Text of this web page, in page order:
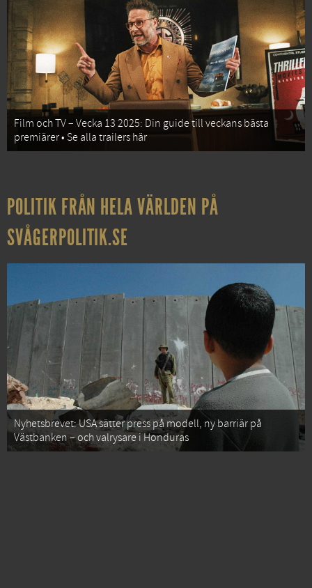
Film och TV – Vecka 13 2025: Din guide till veckans bästa
premiärer • Se alla trailers här
POLITIK FRÅN HELA VÄRLDEN PÅ
SVÅGERPOLITIK.SE
Nyhetsbrevet: USA sätter press på modell, ny barriär på
Västbanken – och valrysare i Honduras